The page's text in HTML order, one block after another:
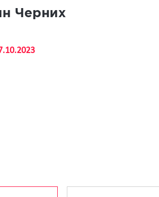
Черних